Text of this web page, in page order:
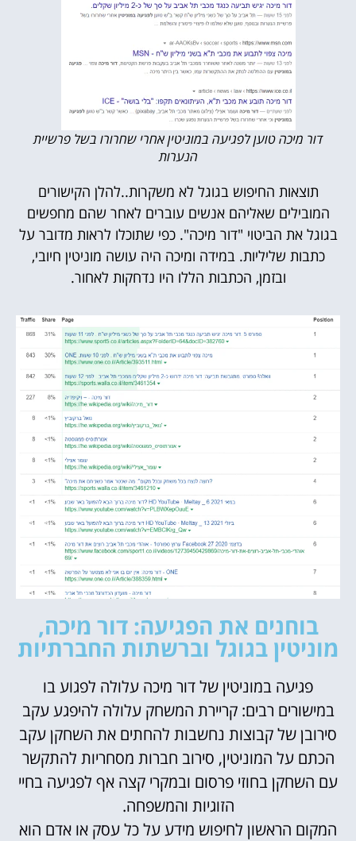
דור מיכה טוען לפגיעה במוניטין אחרי שחרורו בשל פרשיית
הנערות
תוצאות החיפוש בגוגל לא משקרות..להלן הקישורים
המובילים שאליהם אנשים עוברים לאחר שהם מחפשים
בגוגל את הביטוי "דור מיכה". כפי שתוכלו לראות מדובר על
כתבות שליליות. במידה ומיכה היה עושה מוניטין חיובי,
ובזמן, הכתבות הללו היו נדחקות לאחור.
בוחנים את הפגיעה: דור מיכה,
מוניטין בגוגל וברשתות החברתיות
פגיעה במוניטין של דור מיכה עלולה לפגוע בו
במישורים רבים: קריירת המשחק עלולה להיפגע עקב
סירובן של קבוצות נחשבות להחתים את השחקן עקב
הכתם על המוניטין, סירוב חברות מסחריות להתקשר
עם השחקן בחוזי פרסום ובמקרי קצה אף לפגיעה בחיי
הזוגיות והמשפחה.
המקום הראשון לחיפוש מידע על כל עסק או אדם הוא